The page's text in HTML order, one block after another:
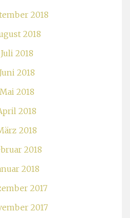
2018
2018
Juli 2018
Juni 2018
Mai 2018
2018
2018
2018
2018
2017
2017